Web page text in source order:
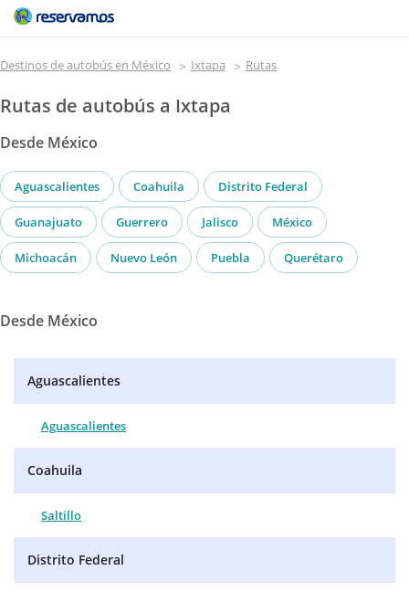
Destinos de autobús en México Ixtapa Rutas
Rutas de autobús a Ixtapa
Desde México
Aguascalientes Coahuila Distrito Federal
Guanajuato Guerrero Jalisco México
Michoacán Nuevo León Puebla Querétaro
Desde México
Aguascalientes
Aguascalientes
Coahuila
Saltillo
Distrito Federal